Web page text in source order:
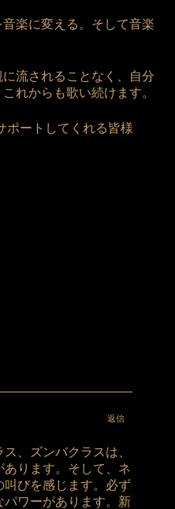
楽に変える。そして音楽
流されることなく、自分
れからも歌い続けます。
ポートしてくれる皆様
返信
、ズンバクラスは、
ります。そして、ネ
叫びを感じます。必ず
ワーがあります。新